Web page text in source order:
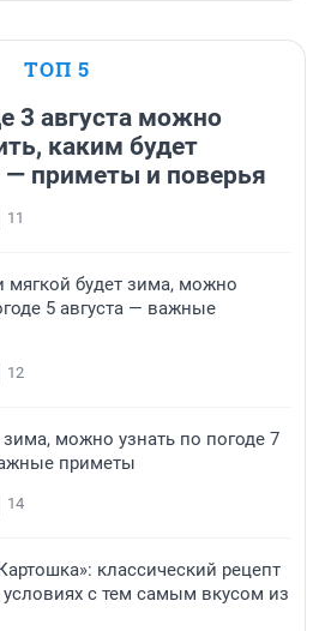
ТОП 5
3 августа можно
каким будет
— приметы и поверья
11
мягкой будет зима, можно
5 августа — важные
12
зима, можно узнать по погоде 7
приметы
14
классический рецепт
с тем самым вкусом из